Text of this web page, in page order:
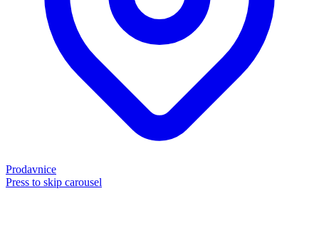
Prodavnice
Press to skip carousel